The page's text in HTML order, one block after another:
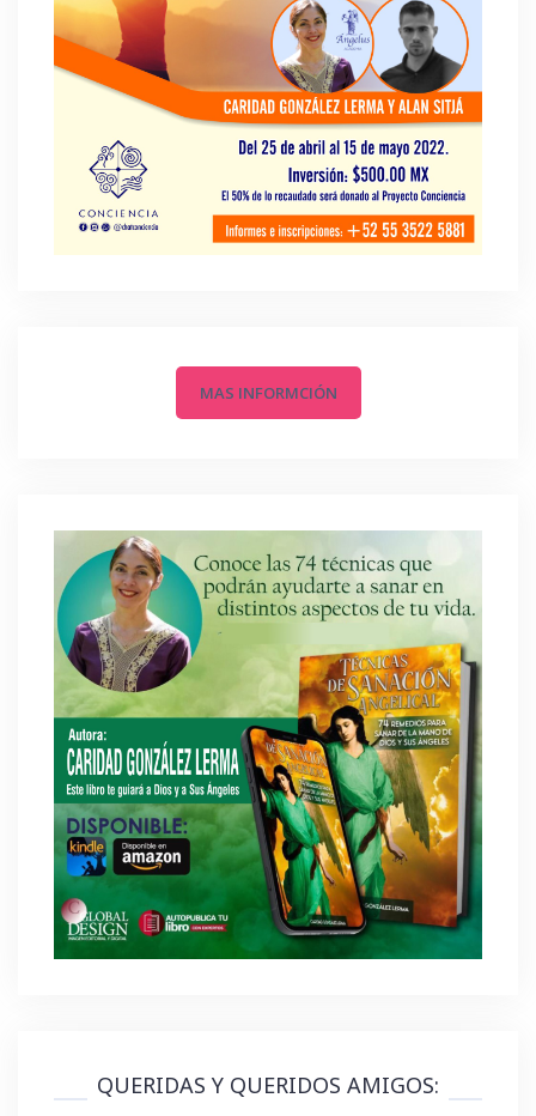
MAS INFORMCIÓN
QUERIDAS Y QUERIDOS AMIGOS: